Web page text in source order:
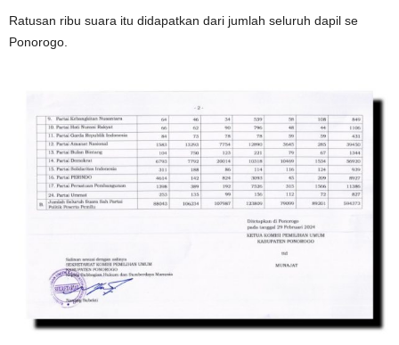
Ratusan ribu suara itu didapatkan dari jumlah seluruh dapil se
Ponorogo.